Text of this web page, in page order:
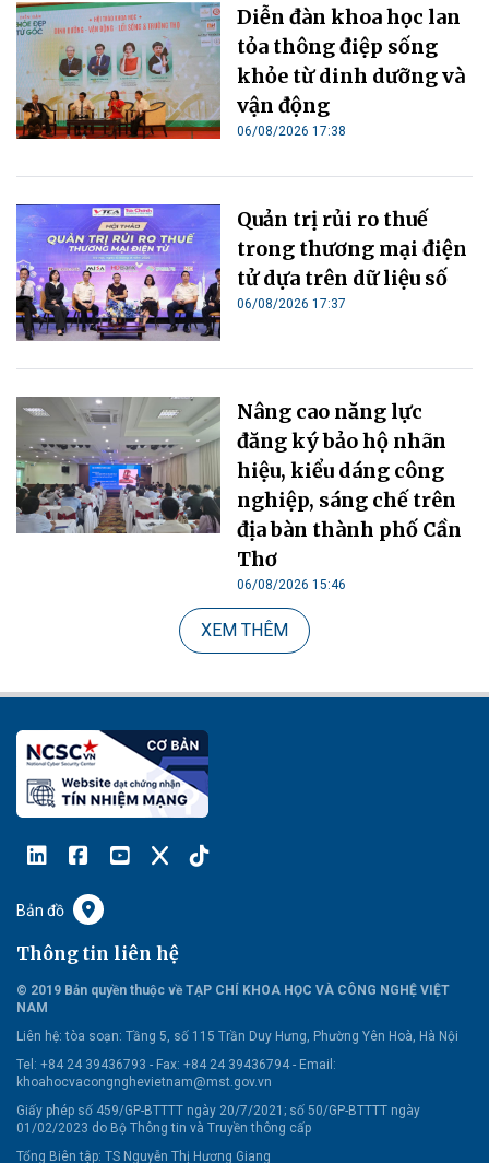
Diễn đàn khoa học lan
tỏa thông điệp sống
khỏe từ dinh dưỡng và
vận động
06/08/2026 17:38
Quản trị rủi ro thuế
trong thương mại điện
tử dựa trên dữ liệu số
06/08/2026 17:37
Nâng cao năng lực
đăng ký bảo hộ nhãn
hiệu, kiểu dáng công
nghiệp, sáng chế trên
địa bàn thành phố Cần
Thơ
06/08/2026 15:46
XEM THÊM
Bản đồ
Thông tin liên hệ
© 2019 Bản quyền thuộc về TẠP CHÍ KHOA HỌC VÀ CÔNG NGHỆ VIỆT
NAM
Liên hệ: tòa soạn: Tầng 5, số 115 Trần Duy Hưng, Phường Yên Hoà, Hà Nội
Tel: +84 24 39436793 - Fax: +84 24 39436794 - Email:
khoahocvacongnghevietnam@mst.gov.vn
Giấy phép số 459/GP-BTTTT ngày 20/7/2021; số 50/GP-BTTTT ngày
01/02/2023 do Bộ Thông tin và Truyền thông cấp
Tổng Biên tập: TS Nguyễn Thị Hương Giang